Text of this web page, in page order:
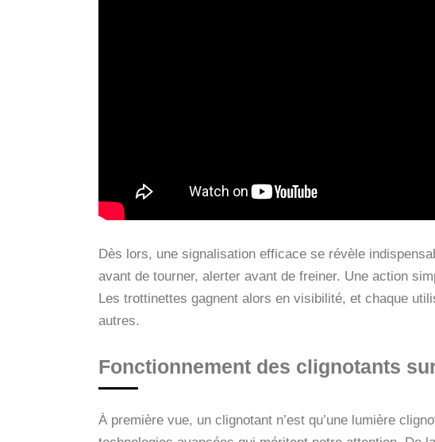
Dès lors, une signalisation efficace se révèle
avant de tourner, alerter avant de freiner. Une action
Les trottinettes gagnent alors en visibilité, et chaque
autres.
Fonctionnement des clignotants
À première vue, un clignotant n’est qu’une lumière